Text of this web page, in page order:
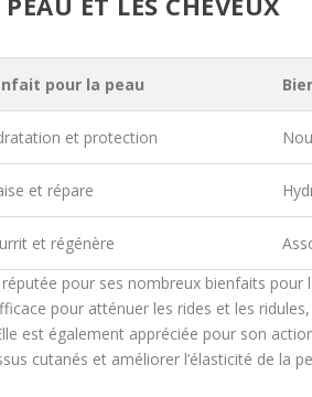
pour la peau
et protection
et répare
et régénère
pour ses nombreux bienfaits pour
pour atténuer les rides et les
est également appréciée pour son
cutanés et améliorer l’élasticité de la